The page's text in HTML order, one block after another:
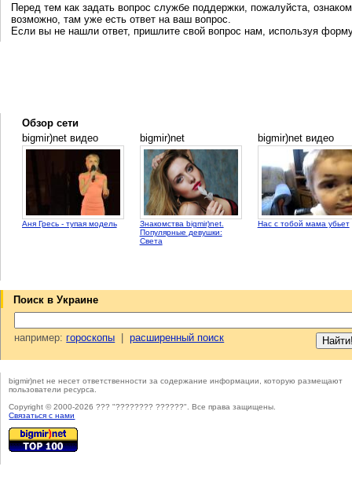
Перед тем как задать вопрос службе поддержки, пожалуйста,
возможно, там уже есть ответ на ваш вопрос.
Если вы не нашли ответ, пришлите свой вопрос нам, используя
Обзор сети
bigmir)net видео
Аня Гресь - тупая модель
bigmir)net
Знакомства bigmir)net.
Популярные девушки:
Света
bigmir)net видео
Нас с тобой мама убьет
Поиск в Украине
например:гороскопы |расширенный поиск
bigmir)net не несет ответственности за содержание информации, которую размещают
пользователи ресурса.
Copyright © 2000-2026 ??? "???????? ??????". Все права защищены.
Cвязаться с нами